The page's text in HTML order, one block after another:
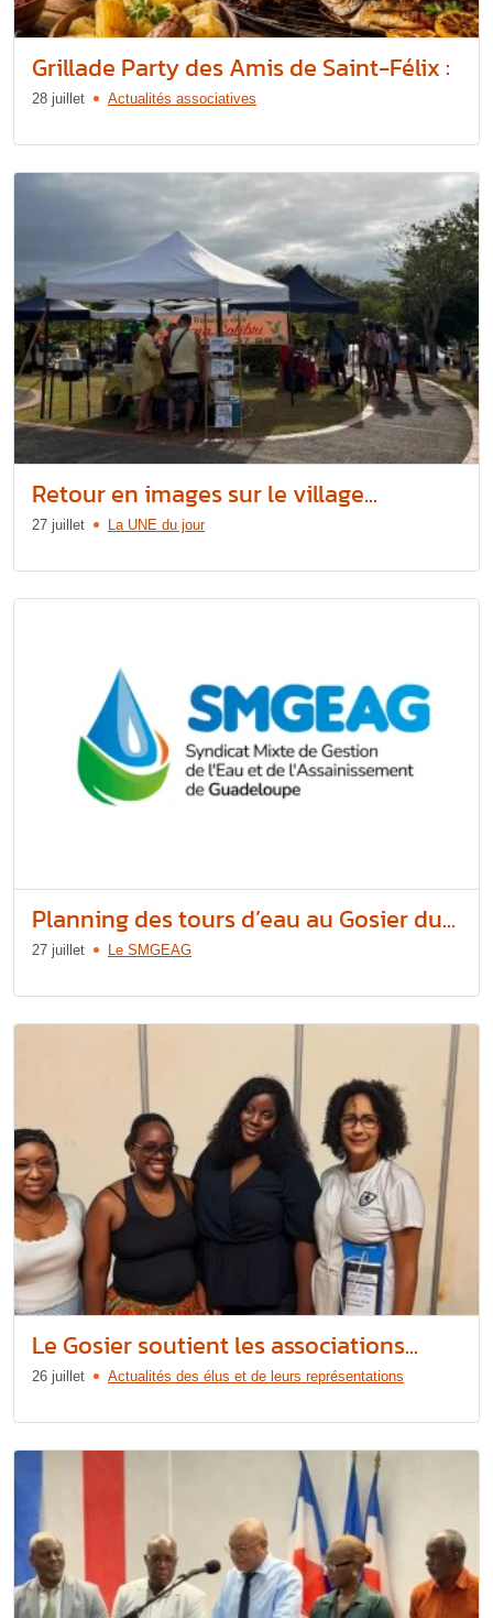
Grillade Party des Amis de Saint-Félix :
28 juillet Actualités associatives
Retour en images sur le village...
27 juillet La UNE du jour
Planning des tours d’eau au Gosier du...
27 juillet Le SMGEAG
Le Gosier soutient les associations...
26 juillet Actualités des élus et de leurs représentations